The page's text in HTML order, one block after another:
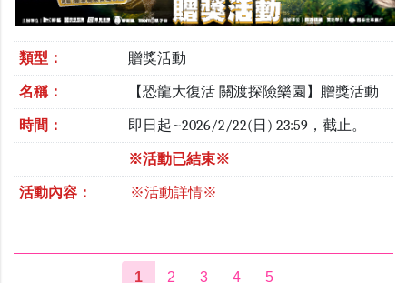
類型： 贈獎活動
名稱： 【恐龍大復活 關渡探險樂園】贈獎活動
時間： 即日起~2026/2/22(日) 23:59，截止。
※活動已結束※
活動內容： ※活動詳情※
1 2 3 4 5